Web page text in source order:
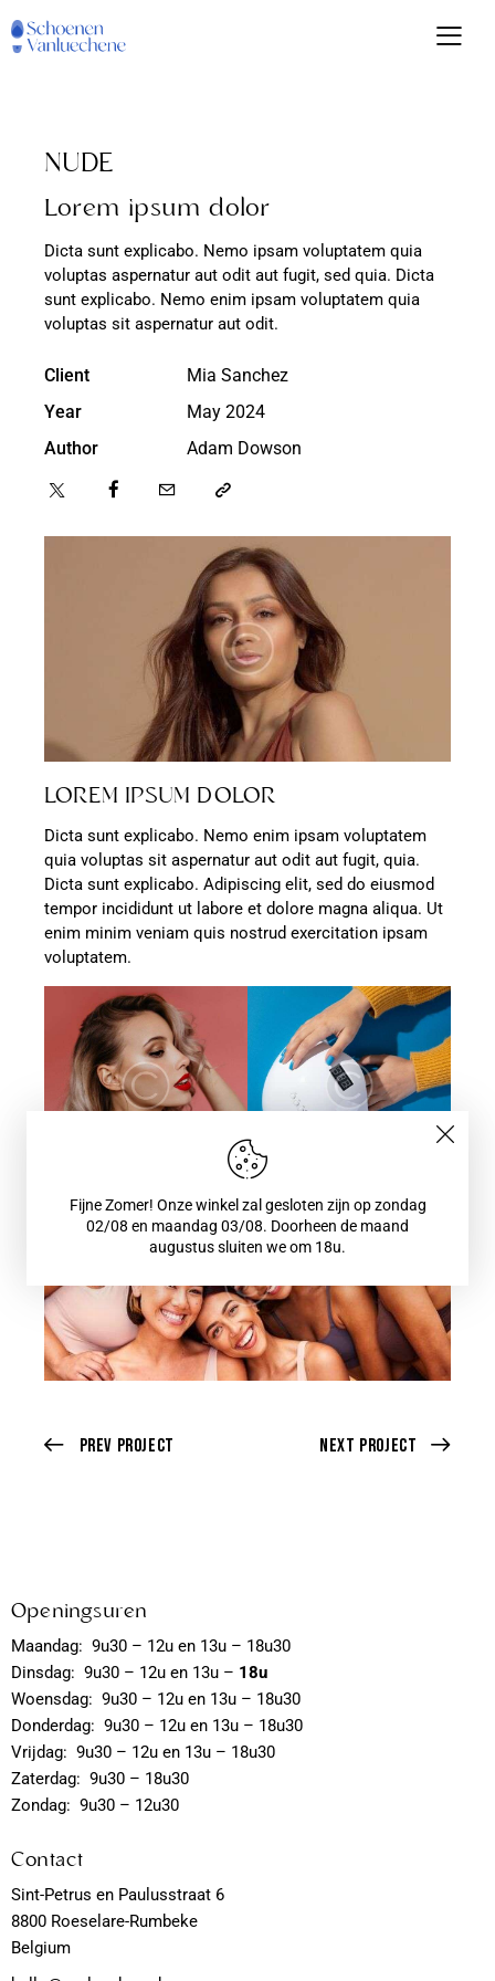
NUDE
LOREM IPSUM DOLOR
Dicta sunt explicabo. Nemo enim ipsam voluptatem
quia voluptas sit aspernatur aut odit aut fugit, quia.
Dicta sunt explicabo. Adipiscing elit, sed do eiusmod
tempor incididunt ut labore et dolore magna aliqua. Ut
enim minim veniam quis nostrud exercitation ipsam
voluptatem.
Lorem ipsum dolor
Dicta sunt explicabo. Nemo ipsam voluptatem quia
voluptas aspernatur aut odit aut fugit, sed quia. Dicta
sunt explicabo. Nemo enim ipsam voluptatem quia
voluptas sit aspernatur aut odit.
Client
Mia Sanchez
Year
May 2024
Author
Adam Dowson
Prev Project Next Project
Openingsuren
Maandag: 9u30 – 12u en 13u – 18u30
Dinsdag: 9u30 – 12u en 13u – 18u
Woensdag: 9u30 – 12u en 13u – 18u30
Donderdag: 9u30 – 12u en 13u – 18u30
Vrijdag: 9u30 – 12u en 13u – 18u30
Zaterdag: 9u30 – 18u30
Zondag: 9u30 – 12u30
Contact
Sint-Petrus en Paulusstraat 6
8800 Roeselare-Rumbeke
Belgium
Fijne Zomer! Onze winkel zal gesloten zijn op zondag
02/08 en maandag 03/08. Doorheen de maand
augustus sluiten we om 18u.